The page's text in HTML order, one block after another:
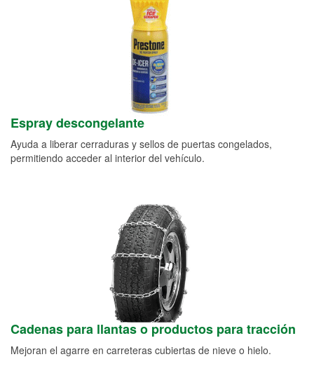
Espray descongelante
Ayuda a liberar cerraduras y sellos de puertas congelados,
permitiendo acceder al interior del vehículo.
Cadenas para llantas o productos para tracción
Mejoran el agarre en carreteras cubiertas de nieve o hielo.